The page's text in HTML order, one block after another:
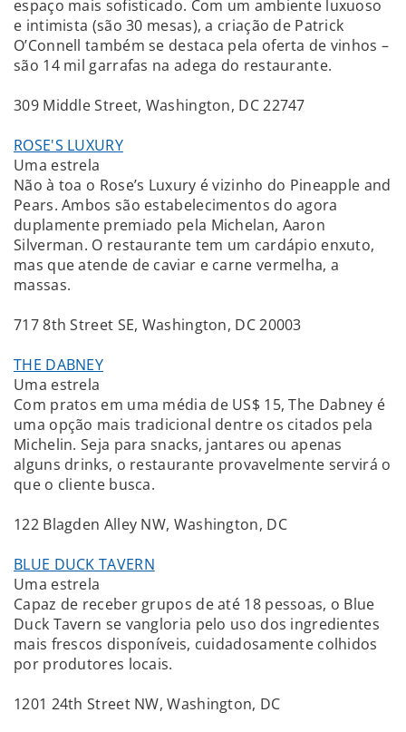
espaço mais sofisticado. Com um ambiente luxuoso
e intimista (são 30 mesas), a criação de Patrick
O’Connell também se destaca pela oferta de vinhos –
são 14 mil garrafas na adega do restaurante.
309 Middle Street, Washington, DC 22747
ROSE'S LUXURY
Uma estrela
Não à toa o Rose’s Luxury é vizinho do Pineapple and
Pears. Ambos são estabelecimentos do agora
duplamente premiado pela Michelan, Aaron
Silverman. O restaurante tem um cardápio enxuto,
mas que atende de caviar e carne vermelha, a
massas.
717 8th Street SE, Washington, DC 20003
THE DABNEY
Uma estrela
Com pratos em uma média de US$ 15, The Dabney é
uma opção mais tradicional dentre os citados pela
Michelin. Seja para snacks, jantares ou apenas
alguns drinks, o restaurante provavelmente servirá o
que o cliente busca.
122 Blagden Alley NW, Washington, DC
BLUE DUCK TAVERN
Uma estrela
Capaz de receber grupos de até 18 pessoas, o Blue
Duck Tavern se vangloria pelo uso dos ingredientes
mais frescos disponíveis, cuidadosamente colhidos
por produtores locais.
1201 24th Street NW, Washington, DC